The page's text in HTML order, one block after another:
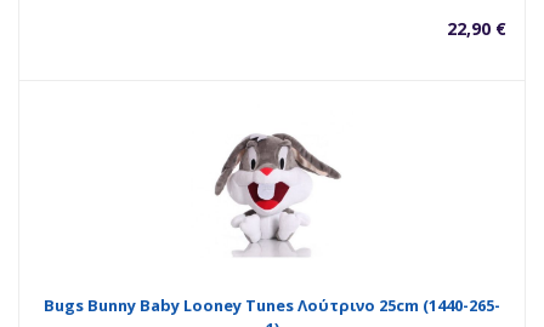
22,90 €
Bugs Bunny Baby Looney Tunes Λούτρινο 25cm (1440-265-